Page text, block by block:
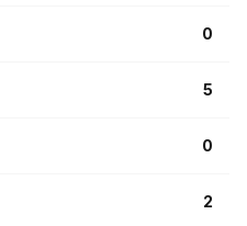
0
5
0
2